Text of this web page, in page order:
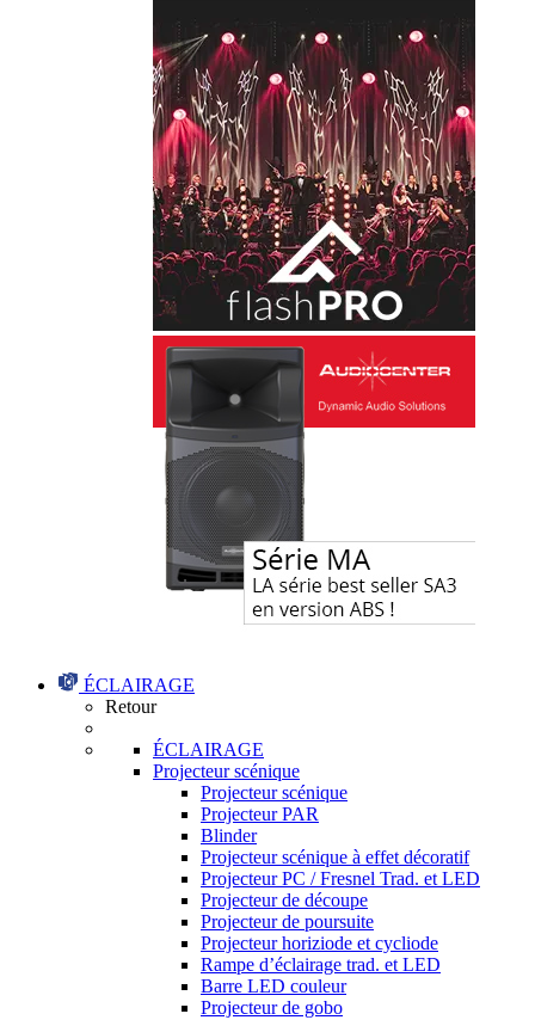
ÉCLAIRAGE
Retour
ÉCLAIRAGE
Projecteur scénique
Projecteur scénique
Projecteur PAR
Blinder
Projecteur scénique à effet décoratif
Projecteur PC / Fresnel Trad. et LED
Projecteur de découpe
Projecteur de poursuite
Projecteur horiziode et cycliode
Rampe d’éclairage trad. et LED
Barre LED couleur
Projecteur de gobo